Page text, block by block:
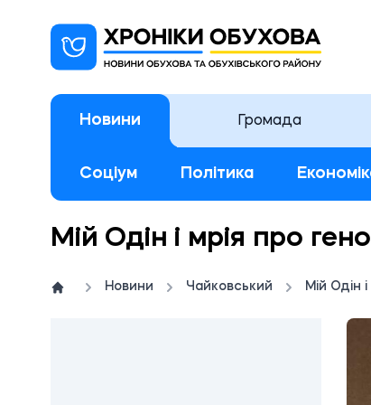
Новини Громада
Соціум Політика
Мій Одін і мрія про
Новини Чайковський Мій Одін